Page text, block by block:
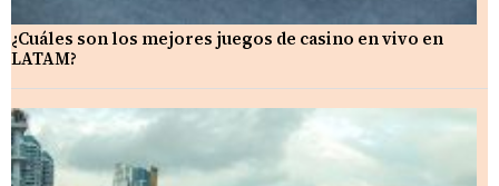
¿Cuáles son los mejores juegos de casino en vivo en
LATAM?